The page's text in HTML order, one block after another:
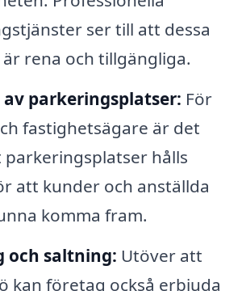
ser till att dessa
rena och tillgängliga.
parkeringsplatser: För
fastighetsägare är det
hålls
att kunder och anställda
komma fram.
och saltning: Utöver att
kan företag också erbjuda